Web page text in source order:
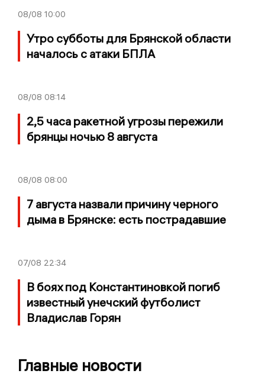
08/08 10:00
Утро субботы для Брянской области
началось с атаки БПЛА
08/08 08:14
2,5 часа ракетной угрозы пережили
брянцы ночью 8 августа
08/08 08:00
7 августа назвали причину черного
дыма в Брянске: есть пострадавшие
07/08 22:34
В боях под Константиновкой погиб
известный унечский футболист
Владислав Горян
Главные новости